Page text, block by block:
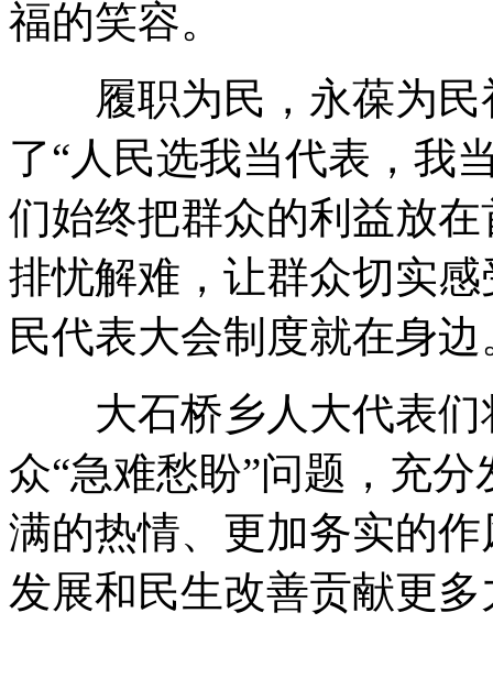
福的笑容。
履职为民，永葆为民
了“人民选我当代表，我
们始终把群众的利益放
排忧解难，让群众切实
民代表大会制度就在身边
大石桥乡人大代表们
众“急难愁盼”问题，充
满的热情、更加务实的
发展和民生改善贡献更多